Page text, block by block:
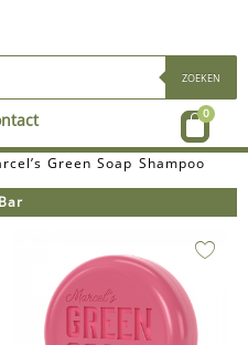
ZOEKEN
0
Green Soap Shampoo